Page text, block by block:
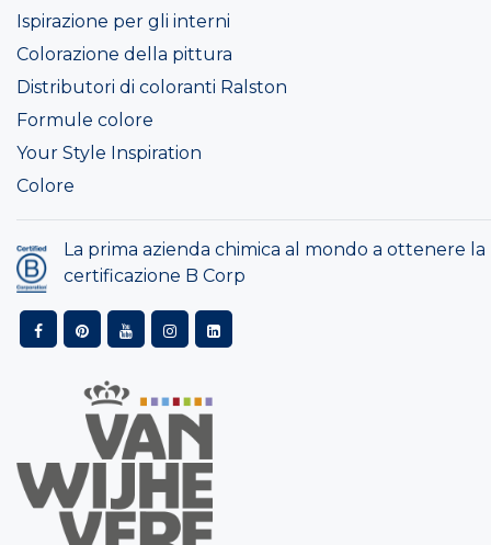
Ispirazione per gli interni
Colorazione della pittura
Distributori di coloranti Ralston
Formule colore
Your Style Inspiration
Colore
La prima azienda chimica al mondo a ottenere la
certificazione B Corp